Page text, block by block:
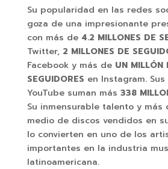
Su popularidad en las redes
goza de una impresionante
con más de 4.2 MILLONES DE
Twitter, 2 MILLONES DE
Facebook y más de UN MILLÓN
SEGUIDORES en Instagram.
YouTube suman más 338
Su inmensurable talento y más
medio de discos vendidos en
lo convierten en uno de los
importantes en la industria
latinoamericana.